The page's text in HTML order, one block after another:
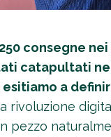
consegne
catapultati
a
rivoluzione
pezzo